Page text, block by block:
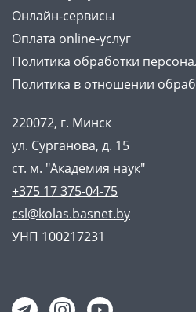
Онлайн-сервисы
Оплата online-услуг
Политика обработки
Политика в отношении
220072, г. Минск
ул. Сурганова, д. 15
ст. м. "Академия наук"
+375 17 375-04-75
csl@kolas.basnet.by
УНП 100217231